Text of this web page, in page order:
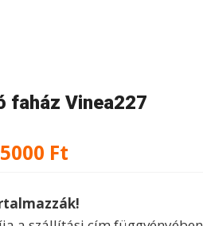
faház Vinea227
Ft
-